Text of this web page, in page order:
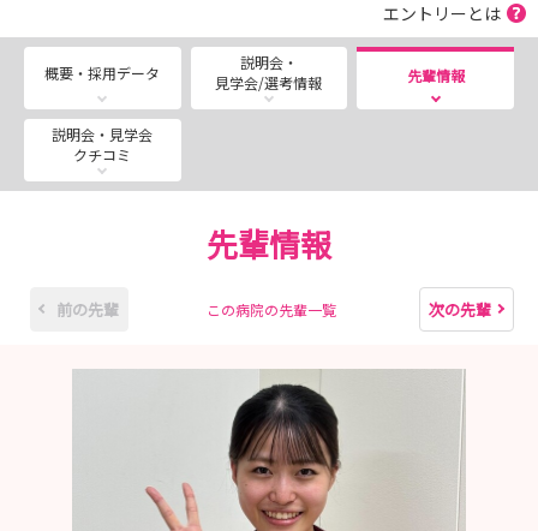
日々のリハビリを重ねながら少しずつ回復し、
笑顔で「また歩けるようになった」と退院される―――
その感動的な瞬間に立ち会えるのは、回復期看護ならでは
の醍醐味です✨
💴働きやすさもUP！待遇改善を実施✨
いました。
🌙 夜勤手当：8,200円 → 12,000円／回（+46％UP）
🌆 遅日勤手当：1,500円 → 3,000円／回（+100％UP）
また、変則3交替制を採用し、夜勤は12時間未満で身体的
負担も軽減。
無理なく働き続けられる制度設計と、時間単価アップによ
エントリーとは
概要・採用データ
説明会・
見学会/選考情報
先輩情報
説明会・見学会
クチコミ
先輩情報
前の先輩 この病院の先輩一覧 次の先輩